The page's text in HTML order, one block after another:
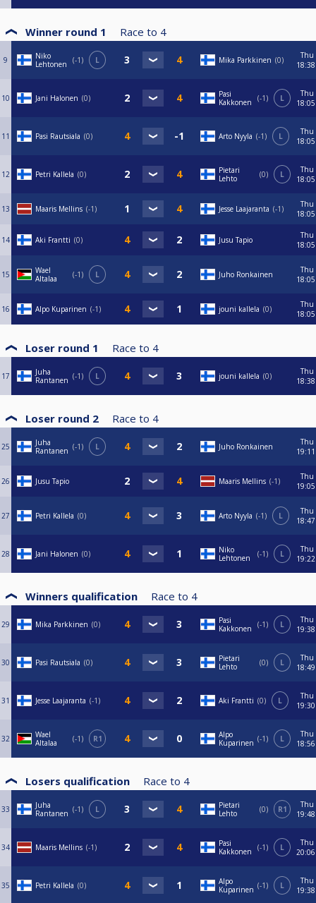
Winner round 1 Race to 4
9
Niko
Lehtonen
-1 L Mika Parkkinen 0
Thu
18:38
10 Jani Halonen 0
Pasi
Kakkonen
-1 L
Thu
18:05
11 Pasi Rautsiala 0 Arto Nyyla -1 L
Thu
18:05
12 Petri Kallela 0
Pietari
Lehto
0 L
Thu
18:05
13 Maaris Mellins -1 Jesse Laajaranta -1
Thu
18:05
14 Aki Frantti 0 Jusu Tapio
Thu
18:05
15
Wael
Altalaa
-1 L Juho Ronkainen
Thu
18:05
16 Alpo Kuparinen -1 jouni kallela 0
Thu
18:05
Loser round 1 Race to 4
17
Juha
Rantanen
-1 L jouni kallela 0
Thu
18:38
Loser round 2 Race to 4
25
Juha
Rantanen
-1 L Juho Ronkainen
Thu
19:11
26 Jusu Tapio Maaris Mellins -1
Thu
19:05
27 Petri Kallela 0 Arto Nyyla -1 L
Thu
18:47
28 Jani Halonen 0
Niko
Lehtonen
-1 L
Thu
19:22
Winners qualification Race to 4
29 Mika Parkkinen 0
Pasi
Kakkonen
-1 L
Thu
19:38
30 Pasi Rautsiala 0
Pietari
Lehto
0 L
Thu
18:49
31 Jesse Laajaranta -1 Aki Frantti 0 L
Thu
19:30
32
Wael
Altalaa
-1 R1
Alpo
Kuparinen
-1 L
Thu
18:56
Losers qualification Race to 4
33
Juha
Rantanen
-1 L
Pietari
Lehto
0 R1
Thu
19:48
34 Maaris Mellins -1
Pasi
Kakkonen
-1 L
Thu
20:06
35 Petri Kallela 0
Alpo
Kuparinen
-1 L
Thu
19:38